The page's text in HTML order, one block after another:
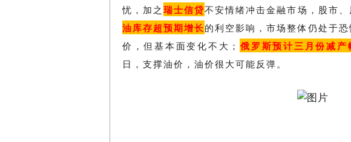
忧，加之瑞士信贷不安情绪冲击金融市场，股市
油库存超预期增长的利空影响，市场整体仍处于
价，但基本面变化不大； 俄罗斯预计三月份减产
日，支撑油价，油价很大可能反弹。